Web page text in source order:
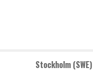
Stockholm (SWE)